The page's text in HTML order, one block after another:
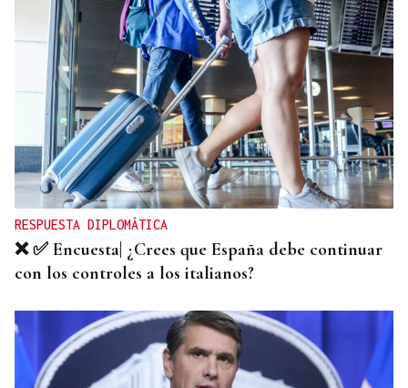
SEIS AÑOS
Ivanna, una historia de superación a sus seis años
que demuestra que no hay límites para soñar
RESPUESTA DIPLOMÁTICA
❌ ✅ Encuesta| ¿Crees que España debe continuar
con los controles a los italianos?